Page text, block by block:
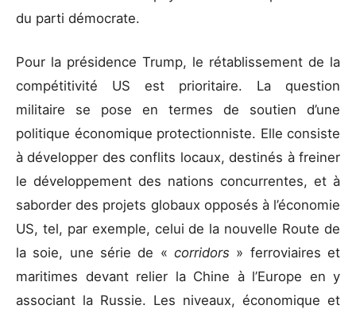
du parti démocrate.
Pour la présidence Trump, le rétablissement de la
compétitivité US est prioritaire. La question
militaire se pose en termes de soutien d’une
politique économique protectionniste. Elle consiste
à développer des conflits locaux, destinés à freiner
le développement des nations concurrentes, et à
saborder des projets globaux opposés à l’économie
US, tel, par exemple, celui de la nouvelle Route de
la soie, une série de « corridors » ferroviaires et
maritimes devant relier la Chine à l’Europe en y
associant la Russie. Les niveaux, économique et